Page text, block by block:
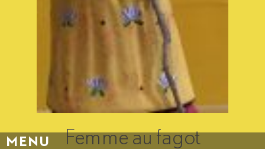
Femme au fagot
MENU